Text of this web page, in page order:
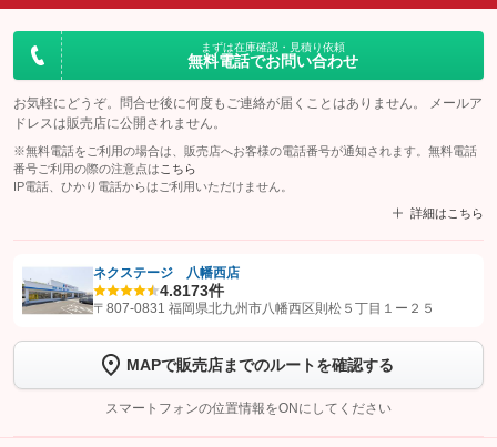
まずは在庫確認・見積り依頼
無料電話でお問い合わせ
お気軽にどうぞ。問合せ後に何度もご連絡が届くことはありません。 メールア
ドレスは販売店に公開されません。
※無料電話をご利用の場合は、販売店へお客様の電話番号が通知されます。無料電話
番号ご利用の際の注意点は こちら
IP電話、ひかり電話からはご利用いただけません。
詳細はこちら
【STEP1】認証画面でグーネットを友だち追加してから「許可する」ボタンを押
トーク画面で
ボタンをタップして問い合わせを
完了してください。
こちら
ネクステージ 八幡西店
4.8173件
〒807-0831 福岡県北九州市八幡西区則松５丁目１ー２５
MAPで販売店までのルートを確認する
スマートフォンの位置情報をONにしてください